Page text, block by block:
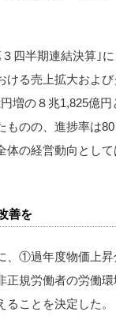
四半期連結決算｣
ける売上拡大およ
増の８兆1,825億
ものの、進捗率は
体の経営動向とし
善を
、①過年度物価上
規労働者の労働
ことを決定した。